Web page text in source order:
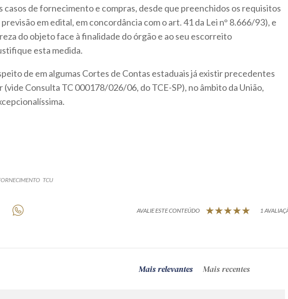
casos de fornecimento e compras, desde que preenchidos os requisitos
em edital, em concordância com o art. 41 da Lei n° 8.666/93), e
do objeto face à finalidade do órgão e ao seu escorreito
esta medida.
de em algumas Cortes de Contas estaduais já existir precedentes
(vide Consulta TC 000178/026/06, do TCE-SP), no âmbito da União,
TCU
AVALIE ESTE CONTEÚDO 1
Mais relevantes Mais recentes